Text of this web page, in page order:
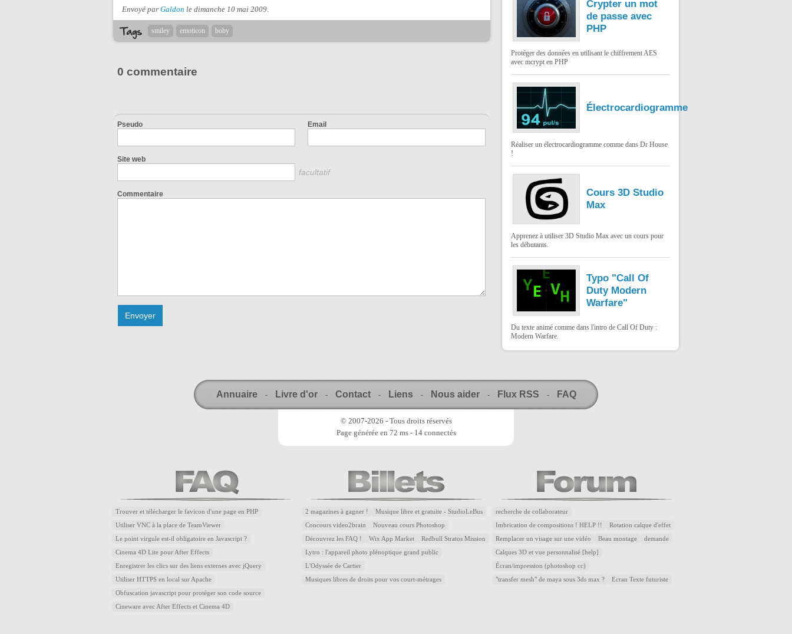
Envoyé par Galdon le dimanche 10 mai 2009.
smiley emoticon boby
0 commentaire
Pseudo Email
Site web
facultatif
Commentaire
Crypter un mot
de passe avec
PHP
Protéger des données en utilisant le chiffrement AES
avec mcrypt en PHP
Électrocardiogramme
Réaliser un électrocardiogramme comme dans Dr House
!
Cours 3D Studio
Max
Apprenez à utiliser 3D Studio Max avec un cours pour
les débutants.
Typo "Call Of
Duty Modern
Warfare"
Du texte animé comme dans l'intro de Call Of Duty :
Modern Warfare.
Annuaire - Livre d'or - Contact - Liens - Nous aider - Flux RSS - FAQ
© 2007-2026 - Tous droits réservés
Page générée en 72 ms - 14 connectés
Trouver et télécharger le favicon d'une page en PHP
Utiliser VNC à la place de TeamViewer
Le point virgule est-il obligatoire en Javascript ?
Cinema 4D Lite pour After Effects
Enregistrer les clics sur des liens externes avec jQuery
Utiliser HTTPS en local sur Apache
Obfuscation javascript pour protéger son code source
Cineware avec After Effects et Cinema 4D
2 magazines à gagner ! Musique libre et gratuite - StudioLeBus
Concours video2brain Nouveau cours Photoshop
Découvrez les FAQ ! Wix App Market Redbull Stratos Mission
Lytro : l'appareil photo plénoptique grand public
L'Odyssée de Cartier
Musiques libres de droits pour vos court-métrages
recherche de collaborateur
Imbrication de compositions ! HELP !! Rotation calque d'effet
Remplacer un visage sur une vidéo Beau montage demande
Calques 3D et vue personnalisé [help]
Écran/impression (photoshop cc)
"transfer mesh" de maya sous 3ds max ? Ecran Texte futuriste